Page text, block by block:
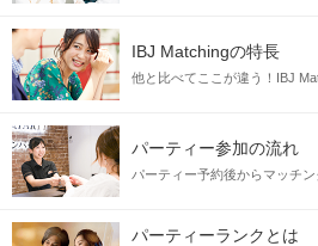
IBJ Matchingの特長
他と比べてここが違う！IBJ
パーティー参加の流れ
パーティー予約後からマッチ
パーティーランクとは